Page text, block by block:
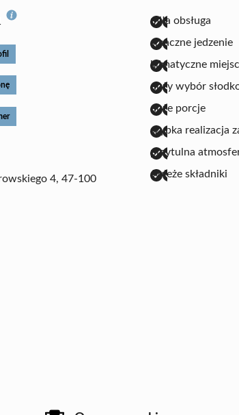
4, 47-100
miła obsługa
smaczne jedzenie
klimatyczne
duży wybór
duże porcje
szybka realizacja
przytulna
świeże składniki